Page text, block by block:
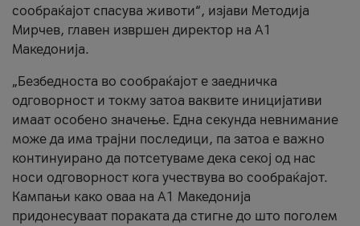
сообраќајот спасува животи“, изјави Методија
Мирчев, главен извршен директор на А1
Македонија.
„Безбедноста во сообраќајот е заедничка
одговорност и токму затоа ваквите иницијативи
имаат особено значење. Една секунда невнимание
може да има трајни последици, па затоа е важно
континуирано да потсетуваме дека секој од нас
носи одговорност кога учествува во сообраќајот.
Кампањи како оваа на A1 Македонија
придонесуваат пораката да стигне до што поголем